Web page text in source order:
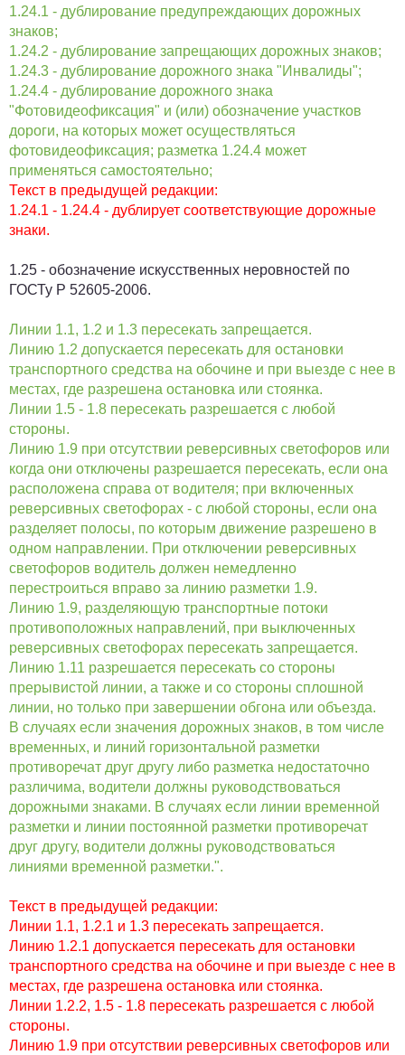
1.24.1 - дублирование предупреждающих дорожных
знаков;
1.24.2 - дублирование запрещающих дорожных знаков;
1.24.3 - дублирование дорожного знака "Инвалиды";
1.24.4 - дублирование дорожного знака
"Фотовидеофиксация" и (или) обозначение участков
дороги, на которых может осуществляться
фотовидеофиксация; разметка 1.24.4 может
применяться самостоятельно;
Текст в предыдущей редакции:
1.24.1 - 1.24.4 - дублирует соответствующие дорожные
знаки.
1.25 - обозначение искусственных неровностей по
ГОСТу Р 52605-2006.
Линии 1.1, 1.2 и 1.3 пересекать запрещается.
Линию 1.2 допускается пересекать для остановки
транспортного средства на обочине и при выезде с нее в
местах, где разрешена остановка или стоянка.
Линии 1.5 - 1.8 пересекать разрешается с любой
стороны.
Линию 1.9 при отсутствии реверсивных светофоров или
когда они отключены разрешается пересекать, если она
расположена справа от водителя; при включенных
реверсивных светофорах - с любой стороны, если она
разделяет полосы, по которым движение разрешено в
одном направлении. При отключении реверсивных
светофоров водитель должен немедленно
перестроиться вправо за линию разметки 1.9.
Линию 1.9, разделяющую транспортные потоки
противоположных направлений, при выключенных
реверсивных светофорах пересекать запрещается.
Линию 1.11 разрешается пересекать со стороны
прерывистой линии, а также и со стороны сплошной
линии, но только при завершении обгона или объезда.
В случаях если значения дорожных знаков, в том числе
временных, и линий горизонтальной разметки
противоречат друг другу либо разметка недостаточно
различима, водители должны руководствоваться
дорожными знаками. В случаях если линии временной
разметки и линии постоянной разметки противоречат
друг другу, водители должны руководствоваться
линиями временной разметки.".
Текст в предыдущей редакции:
Линии 1.1, 1.2.1 и 1.3 пересекать запрещается.
Линию 1.2.1 допускается пересекать для остановки
транспортного средства на обочине и при выезде с нее в
местах, где разрешена остановка или стоянка.
Линии 1.2.2, 1.5 - 1.8 пересекать разрешается с любой
стороны.
Линию 1.9 при отсутствии реверсивных светофоров или